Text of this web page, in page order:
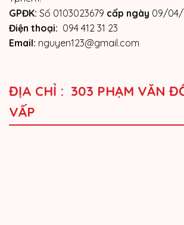
GPĐK: Số 0103023679 cấp ngày 09/04/
Điện thoại: 094 412 31 23
Email: nguyen123@gmail.com
ĐỊA CHỈ : 303 PHẠM VĂN
VẤP